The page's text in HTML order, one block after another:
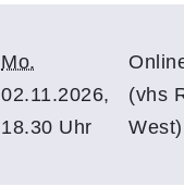
Mo.
02.11.2026,
18.30 Uhr
(vhs
West)